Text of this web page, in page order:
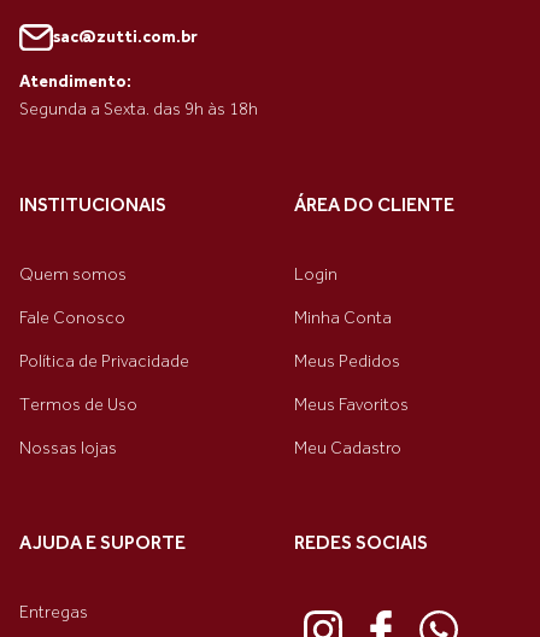
sac@zutti.com.br
Atendimento:
Segunda a Sexta. das 9h às 18h
INSTITUCIONAIS
Quem somos
Fale Conosco
Política de Privacidade
Termos de Uso
Nossas lojas
ÁREA DO CLIENTE
Login
Minha Conta
Meus Pedidos
Meus Favoritos
Meu Cadastro
AJUDA E SUPORTE
Entregas
REDES SOCIAIS